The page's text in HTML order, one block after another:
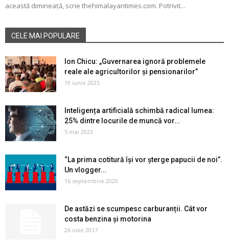
această dimineață, scrie thehimalayantimes.com. Potrivit...
CELE MAI POPULARE
Ion Chicu: „Guvernarea ignoră problemele
reale ale agricultorilor și pensionarilor”
19 iunie 2025
Inteligența artificială schimbă radical lumea:
25% dintre locurile de muncă vor...
5 mai 2023
“La prima cotitură își vor șterge papucii de noi”.
Un vlogger...
16 septembrie 2020
De astăzi se scumpesc carburanții. Cât vor
costa benzina și motorina
26 iulie 2017